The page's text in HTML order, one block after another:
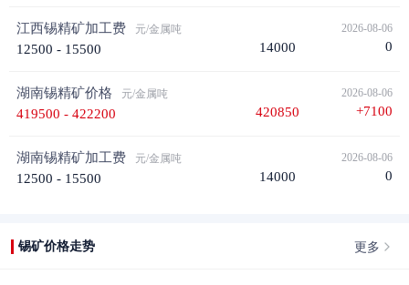
江西锡精矿加工费 元/金属吨
12500 - 15500 14000
2026-08-06
0
湖南锡精矿价格 元/金属吨
419500 - 422200 420850
2026-08-06
+7100
湖南锡精矿加工费 元/金属吨
12500 - 15500 14000
2026-08-06
0
锡矿价格走势 更多